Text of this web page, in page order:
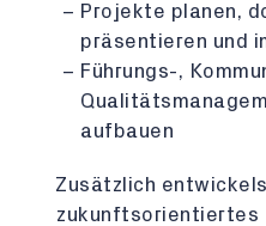
Projekte planen,
präsentieren und
Führungs-,
aufbauen
Zusätzlich
zukunftsorientiertes